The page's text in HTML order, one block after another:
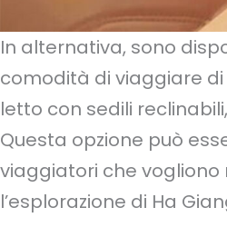
In alternativa, sono
comodità di viaggiare
letto con sedili
Questa opzione può
viaggiatori che
l’esplorazione di Ha